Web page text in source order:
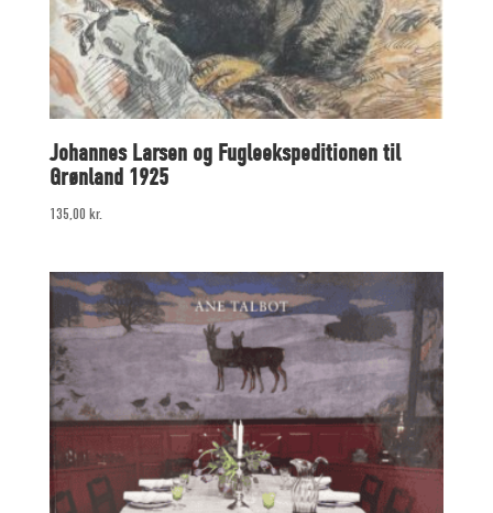
Johannes Larsen og Fugleekspeditionen til
Grønland 1925
135,00 kr.